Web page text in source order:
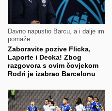
Davno napustio Barcu, a i dalje im
pomaže
Zaboravite pozive Flicka,
Laporte i Decka! Zbog
razgovora s ovim čovjekom
Rodri je izabrao Barcelonu